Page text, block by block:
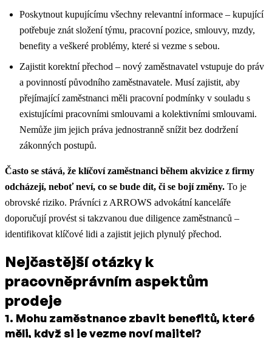
Poskytnout kupujícímu všechny relevantní informace – kupující
potřebuje znát složení týmu, pracovní pozice, smlouvy, mzdy,
benefity a veškeré problémy, které si vezme s sebou.
Zajistit korektní přechod – nový zaměstnavatel vstupuje do práv
a povinností původního zaměstnavatele. Musí zajistit, aby
přejímající zaměstnanci měli pracovní podmínky v souladu s
existujícími pracovními smlouvami a kolektivními smlouvami.
Nemůže jim jejich práva jednostranně snížit bez dodržení
zákonných postupů.
Často se stává, že klíčoví zaměstnanci během akvizice z firmy
odcházejí, neboť neví, co se bude dít, či se bojí změny. To je
obrovské riziko. Právníci z ARROWS advokátní kanceláře
doporučují provést si takzvanou due diligence zaměstnanců –
identifikovat klíčové lidi a zajistit jejich plynulý přechod.
Nejčastější otázky k
pracovněprávním aspektům
prodeje
1. Mohu zaměstnance zbavit benefitů, které
měli, když si je vezme noví majitel?